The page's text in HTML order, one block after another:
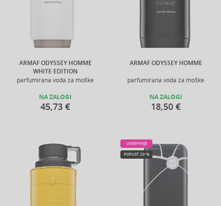
ARMAF ODYSSEY HOMME
WHITE EDITION
parfumirana voda za moške
NA ZALOGI
45,73 €
ARMAF ODYSSEY HOMME
parfumirana voda za moške
NA ZALOGI
18,50 €
UKREPANJE
POPUST 20 %